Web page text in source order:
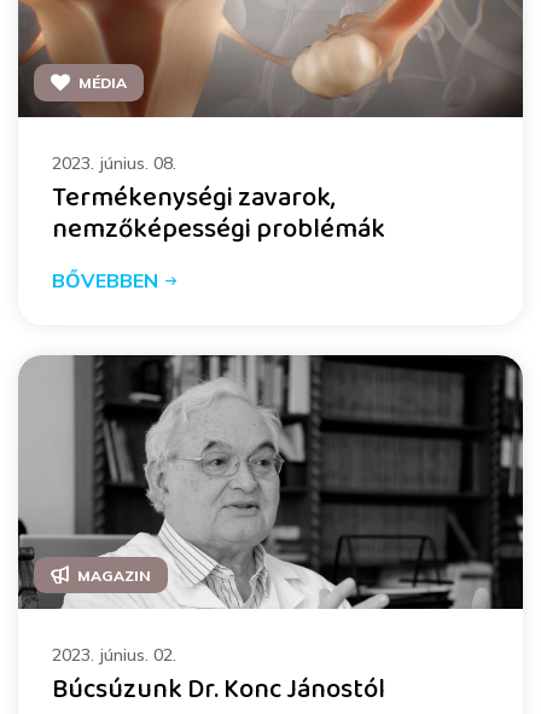
MÉDIA
2023. június. 08.
Termékenységi zavarok,
nemzőképességi problémák
BŐVEBBEN
MAGAZIN
2023. június. 02.
Búcsúzunk Dr. Konc Jánostól